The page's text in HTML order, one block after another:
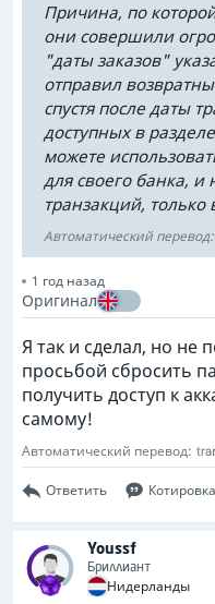
Причина, по
они совершили
"даты заказов"
отправил
спустя после даты
доступных в
можете
для своего банка, и
транзакций, только
Автоматический перевод:
1 год назад
Оригинал
Я так и сделал, но не
просьбой сбросить
получить доступ к
самому!
Автоматический перевод:
Ответить Котировка
Youssf
Бриллиант
Нидерланды